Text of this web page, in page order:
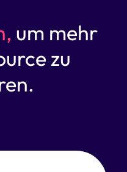
um mehr
zu